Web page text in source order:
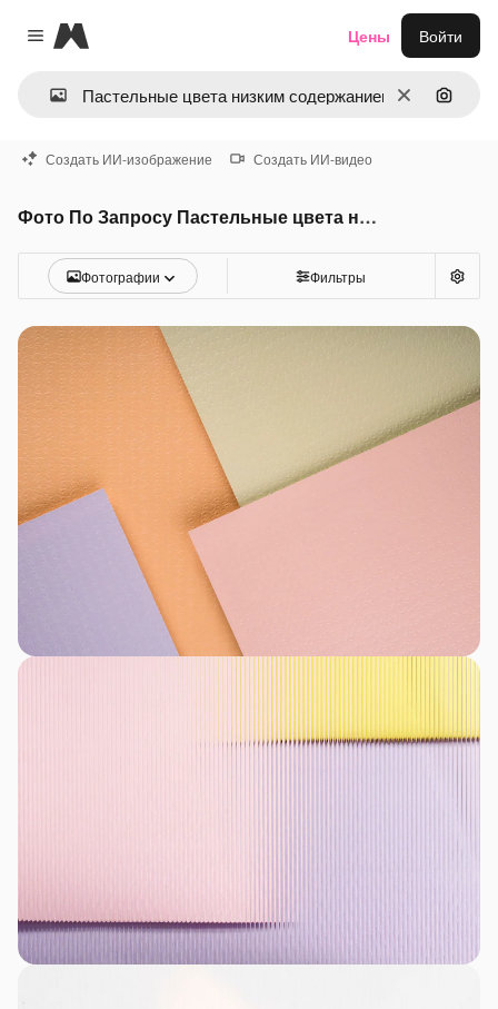
Close menu
Magnific
ОчиститьПоиск
Цены Войти
Создать ИИ-изображение Создать ИИ-видео
Фото По Запросу Пастельные цвета низким содержанием поливинила
Фотографии Фильтры